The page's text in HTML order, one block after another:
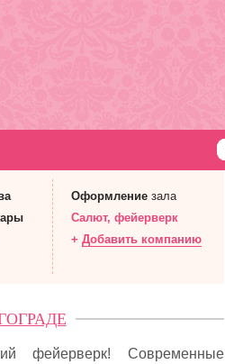
Оформление зала
Салют, фейерверк
+ Добавить компанию
фейерверк! Современные